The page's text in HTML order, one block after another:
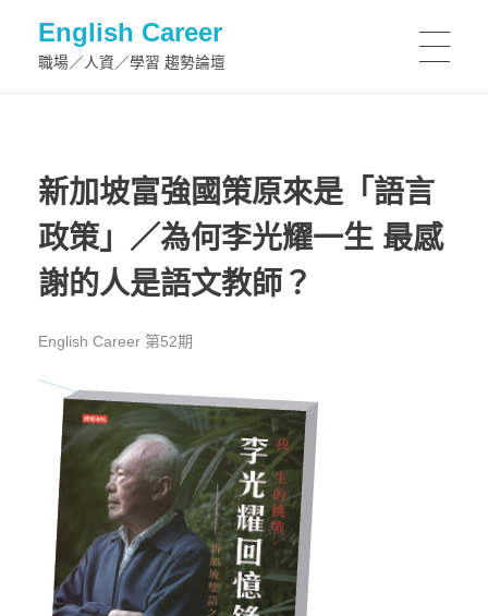
English Career
職場／人資／學習 趨勢論壇
新加坡富強國策原來是「語言
政策」／為何李光耀一生 最感
謝的人是語文教師？
English Career 第52期